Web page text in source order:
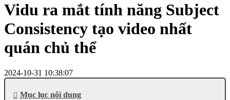
Vidu ra mắt tính năng Subject
Consistency tạo video nhất
quán chủ thể
2024-10-31 10:38:07
Mục lục nội dung